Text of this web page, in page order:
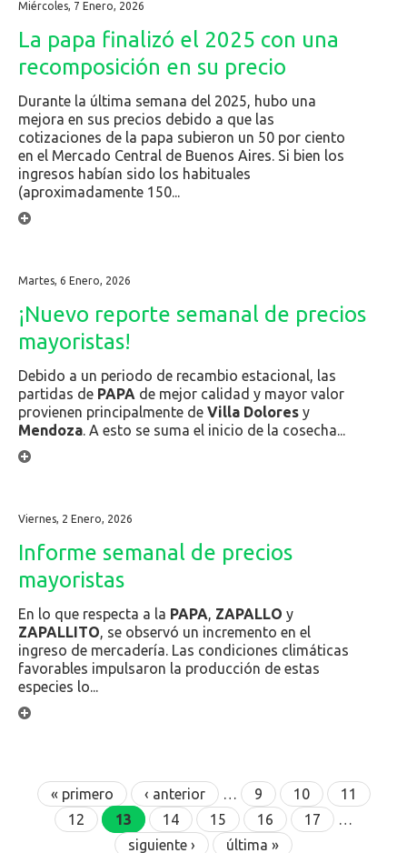
Miércoles, 7 Enero, 2026
La papa finalizó el 2025 con una
recomposición en su precio
Durante la última semana del 2025, hubo una
mejora en sus precios debido a que las
cotizaciones de la papa subieron un 50 por ciento
en el Mercado Central de Buenos Aires. Si bien los
ingresos habían sido los habituales
(aproximadamente 150...
Martes, 6 Enero, 2026
¡Nuevo reporte semanal de precios
mayoristas!
Debido a un periodo de recambio estacional, las
partidas de PAPA de mejor calidad y mayor valor
provienen principalmente de Villa Dolores y
Mendoza. A esto se suma el inicio de la cosecha...
Viernes, 2 Enero, 2026
Informe semanal de precios
mayoristas
En lo que respecta a la PAPA, ZAPALLO y
ZAPALLITO, se observó un incremento en el
ingreso de mercadería. Las condiciones climáticas
favorables impulsaron la producción de estas
especies lo...
« primero ‹ anterior … 9 10
11
12
13 14 15 16 17
…
siguiente ›
última »